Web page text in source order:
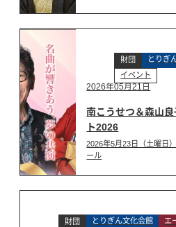
財団 とりぎ
イベント
2026年05月21日
南こうせつ＆森山
ト2026
2026年5月23日（土曜日
ール
財団 とりぎん文化会館
エ